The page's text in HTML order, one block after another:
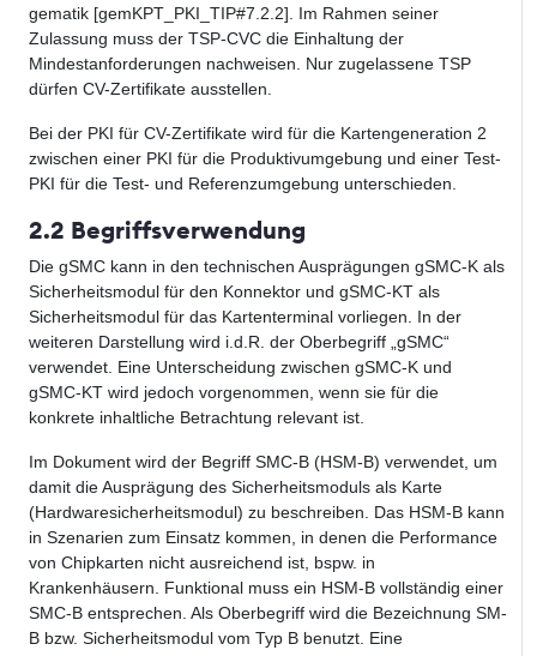
gematik [gemKPT_PKI_TIP#7.2.2]. Im Rahmen seiner
Zulassung muss der TSP-CVC die Einhaltung der
Mindestanforderungen nachweisen. Nur zugelassene TSP
dürfen CV-Zertifikate ausstellen.
Bei der PKI für CV-Zertifikate wird für die Kartengeneration 2
zwischen einer PKI für die Produktivumgebung und einer Test-
PKI für die Test- und Referenzumgebung unterschieden.
2.2 Begriffsverwendung
Die gSMC kann in den technischen Ausprägungen gSMC-K als
Sicherheitsmodul für den Konnektor und gSMC-KT als
Sicherheitsmodul für das Kartenterminal vorliegen. In der
weiteren Darstellung wird i.d.R. der Oberbegriff „gSMC“
verwendet. Eine Unterscheidung zwischen gSMC-K und
gSMC-KT wird jedoch vorgenommen, wenn sie für die
konkrete inhaltliche Betrachtung relevant ist.
Im Dokument wird der Begriff SMC-B (HSM-B) verwendet, um
damit die Ausprägung des Sicherheitsmoduls als Karte
(Hardwaresicherheitsmodul) zu beschreiben. Das HSM-B kann
in Szenarien zum Einsatz kommen, in denen die Performance
von Chipkarten nicht ausreichend ist, bspw. in
Krankenhäusern. Funktional muss ein HSM-B vollständig einer
SMC-B entsprechen. Als Oberbegriff wird die Bezeichnung SM-
B bzw. Sicherheitsmodul vom Typ B benutzt. Eine